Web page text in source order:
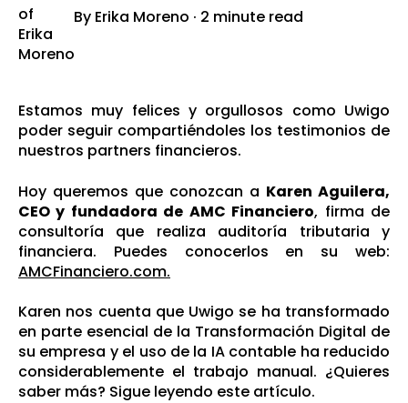
By Erika Moreno · 2 minute read
Estamos muy felices y orgullosos como Uwigo
poder seguir compartiéndoles los testimonios de
nuestros partners financieros.
Hoy queremos que conozcan a Karen Aguilera,
CEO y fundadora de AMC Financiero, firma de
consultoría que realiza auditoría tributaria y
financiera. Puedes conocerlos en su web:
AMCFinanciero.com.
Karen nos cuenta que Uwigo se ha transformado
en parte esencial de la Transformación Digital de
su empresa y el uso de la IA contable ha reducido
considerablemente el trabajo manual. ¿Quieres
saber más? Sigue leyendo este artículo.